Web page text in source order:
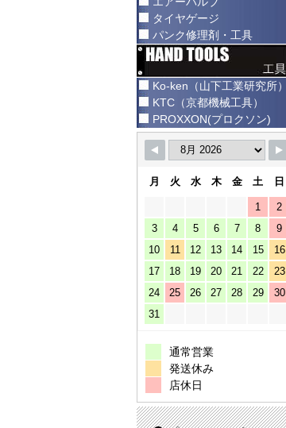
タイヤゲージ
パンク修理剤・工具
Ko-ken（山下工業研究所）
KTC（京都機械工具）
PROXXON(プロクソン)
月 火 水 木 金 土 日
1
2
3
4 5 6 7 8
9
10
11 12 13 14 15
16
17
18 19 20 21 22
23
24
25 26 27 28 29
30
31
通常営業
発送休み
店休日